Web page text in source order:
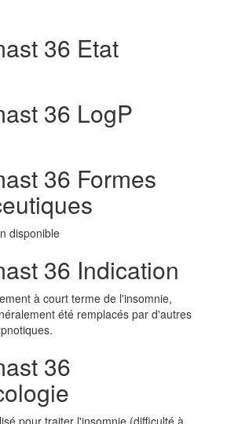
36 Etat
36 LogP
36 Formes
disponible
36 Indication
à court terme de l'insomnie,
été remplacés par d'autres
36
pour traiter l'insomnie (difficulté à